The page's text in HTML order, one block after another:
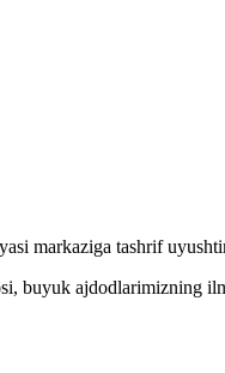
markaziga tashrif
buyuk ajdodlarimizning